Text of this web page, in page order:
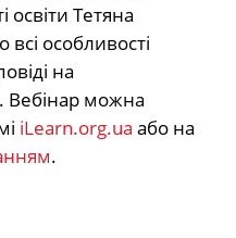
освіти Тетяна
особливості
на
Вебінар можна
iLearn.org.ua або на
.